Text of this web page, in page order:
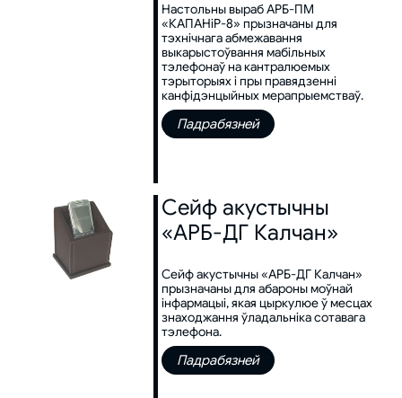
Настольны выраб АРБ-ПМ
«КАПАНіР-8» прызначаны для
тэхнічнага абмежавання
выкарыстоўвання мабільных
тэлефонаў на кантралюемых
тэрыторыях і пры правядзенні
канфідэнцыйных мерапрыемстваў.
Падрабязней
Сейф акустычны
«АРБ-ДГ Калчан»
Сейф акустычны «АРБ-ДГ Калчан»
прызначаны для абароны моўнай
інфармацыі, якая цыркулюе ў месцах
знаходжання ўладальніка сотавага
тэлефона.
Падрабязней